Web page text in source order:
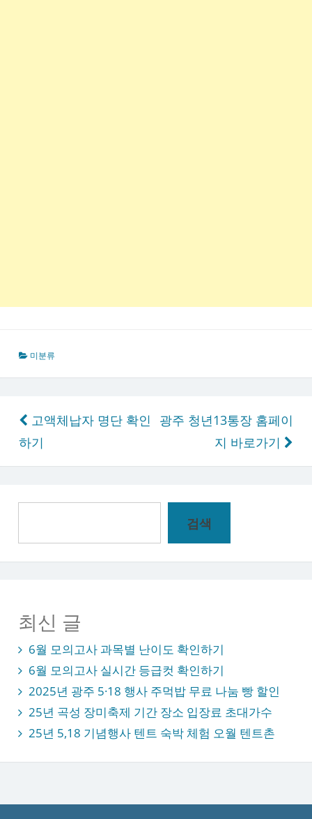
미분류
글
탐
색
고액체납자 명단 확인
하기
광주 청년13통장 홈페이
지 바로가기
검색
최신 글
6월 모의고사 과목별 난이도 확인하기
6월 모의고사 실시간 등급컷 확인하기
2025년 광주 5·18 행사 주먹밥 무료 나눔 빵 할인
25년 곡성 장미축제 기간 장소 입장료 초대가수
25년 5,18 기념행사 텐트 숙박 체험 오월 텐트촌